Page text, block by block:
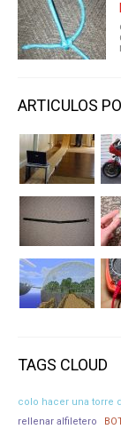
ARTICULOS
TAGS CLOUD
colo hacer una torre
rellenar alfiletero